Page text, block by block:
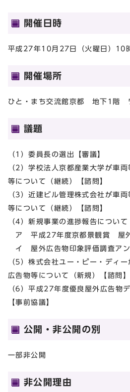
開催日時
平成27年10月27日（火曜日）10
開催場所
ひと・まち交流館京都 地下1階
議題
（1）委員長の選出【審議】
（2）学校法人京都産業大学が車
等について（継続）【諮問】
（3）近建ビル管理株式会社が車
等について（継続）【諮問】
（4）新規事業の進捗報告について
ア 平成27年度京都景観賞 屋外
イ 屋外広告物印象評価調査アン
（5）株式会社ユー・ピー・ディ
広告物等について（新規）【諮問】
（6）平成27年度優良屋外広告物
【事前協議】
公開・非公開の別
一部非公開
非公開理由